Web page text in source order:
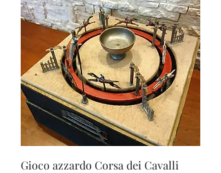
Gioco azzardo Corsa dei Cavalli